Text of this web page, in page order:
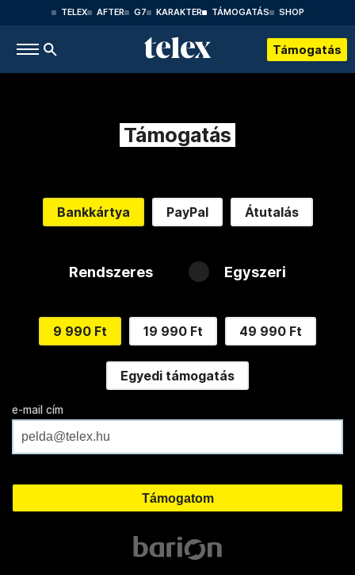
TELEX AFTER G7 KARAKTER TÁMOGATÁS SHOP
Támogatás
Támogatás
Bankkártya PayPal Átutalás
Rendszeres Egyszeri
9 990 Ft 19 990 Ft 49 990 Ft
Egyedi támogatás
e-mail cím